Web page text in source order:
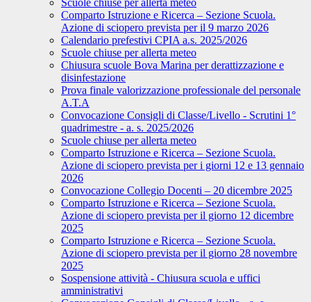
Scuole chiuse per allerta meteo
Comparto Istruzione e Ricerca – Sezione Scuola.
Azione di sciopero prevista per il 9 marzo 2026
Calendario prefestivi CPIA a.s. 2025/2026
Scuole chiuse per allerta meteo
Chiusura scuole Bova Marina per derattizzazione e
disinfestazione
Prova finale valorizzazione professionale del personale
A.T.A
Convocazione Consigli di Classe/Livello - Scrutini 1°
quadrimestre - a. s. 2025/2026
Scuole chiuse per allerta meteo
Comparto Istruzione e Ricerca – Sezione Scuola.
Azione di sciopero prevista per i giorni 12 e 13 gennaio
2026
Convocazione Collegio Docenti – 20 dicembre 2025
Comparto Istruzione e Ricerca – Sezione Scuola.
Azione di sciopero prevista per il giorno 12 dicembre
2025
Comparto Istruzione e Ricerca – Sezione Scuola.
Azione di sciopero prevista per il giorno 28 novembre
2025
Sospensione attività - Chiusura scuola e uffici
amministrativi